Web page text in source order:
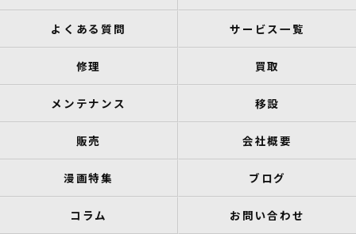
よくある質問 サービス一覧
修理 買取
メンテナンス 移設
販売 会社概要
漫画特集 ブログ
コラム お問い合わせ